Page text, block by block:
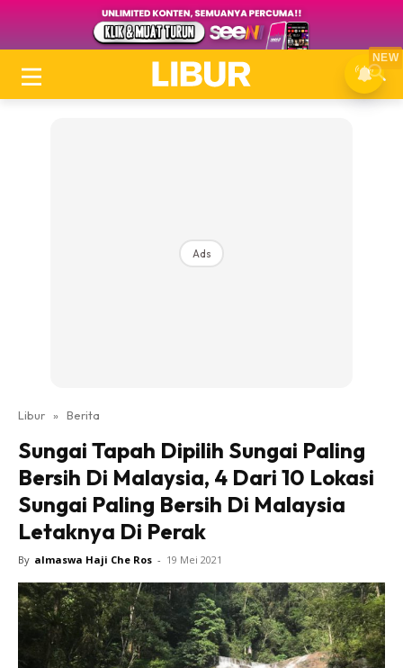
Ads
Libur » Berita
Sungai Tapah Dipilih Sungai Paling
Bersih Di Malaysia, 4 Dari 10 Lokasi
Sungai Paling Bersih Di Malaysia
Letaknya Di Perak
By almaswa Haji Che Ros - 19 Mei 2021
NEW